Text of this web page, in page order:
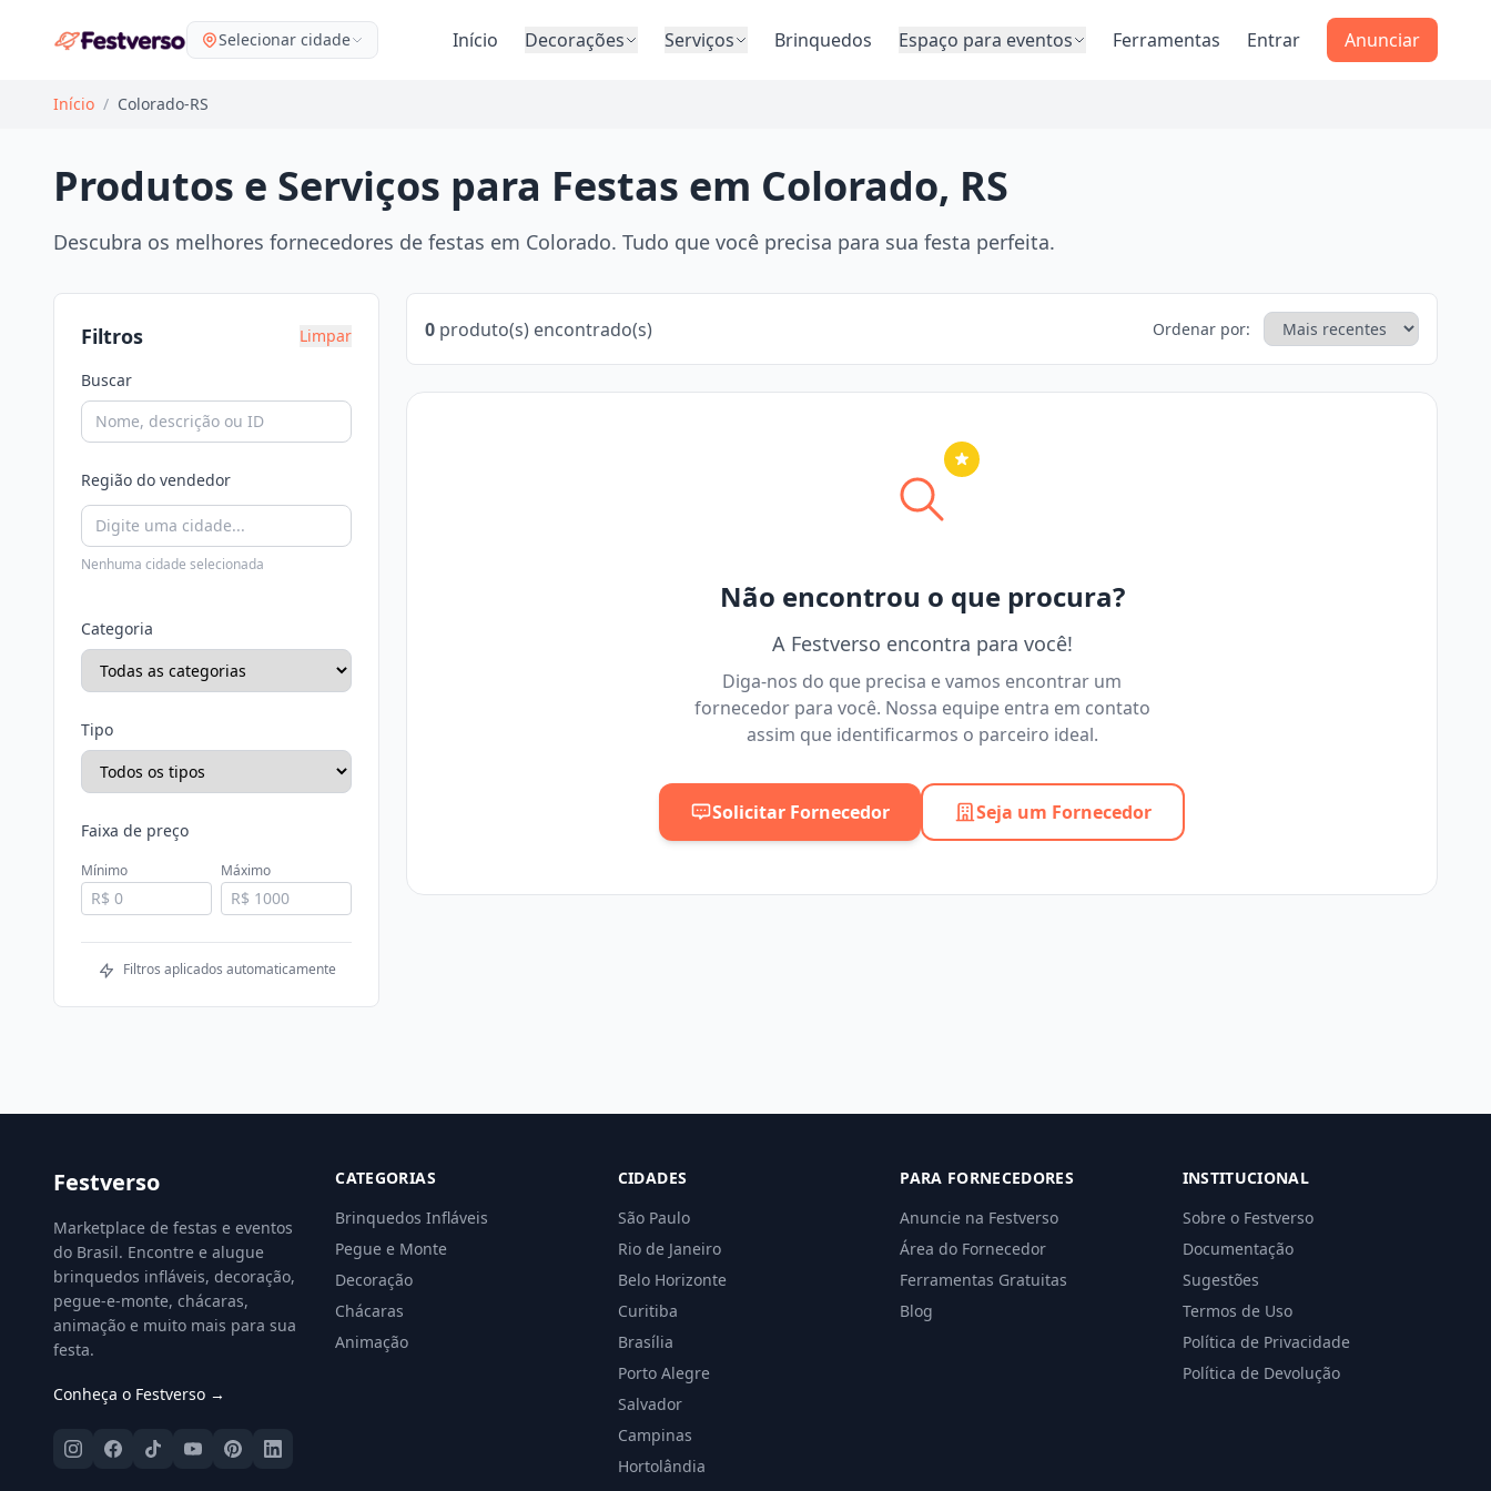
Selecionar cidade Início Decorações Serviços Brinquedos Espaço para eventos Ferramentas Entrar Anunciar
Início / Colorado-RS
Produtos e Serviços para Festas em Colorado, RS
Descubra os melhores fornecedores de festas em Colorado. Tudo que você precisa para sua festa perfeita.
Filtros Limpar
Buscar
Região do vendedor
Nenhuma cidade selecionada
Categoria
Tipo
Faixa de preço
Mínimo Máximo
Filtros aplicados automaticamente
0 produto(s) encontrado(s) Ordenar por:
Não encontrou o que procura?
A Festverso encontra para você!
Diga-nos do que precisa e vamos encontrar um
fornecedor para você. Nossa equipe entra em contato
assim que identificarmos o parceiro ideal.
Solicitar Fornecedor Seja um Fornecedor
Festverso
Marketplace de festas e eventos
do Brasil. Encontre e alugue
brinquedos infláveis, decoração,
pegue-e-monte, chácaras,
animação e muito mais para sua
festa.
Conheça o Festverso →
CATEGORIAS
Brinquedos Infláveis
Pegue e Monte
Decoração
Chácaras
Animação
CIDADES
São Paulo
Rio de Janeiro
Belo Horizonte
Curitiba
Brasília
Porto Alegre
Salvador
Campinas
Hortolândia
PARA FORNECEDORES
Anuncie na Festverso
Área do Fornecedor
Ferramentas Gratuitas
Blog
INSTITUCIONAL
Sobre o Festverso
Documentação
Sugestões
Termos de Uso
Política de Privacidade
Política de Devolução